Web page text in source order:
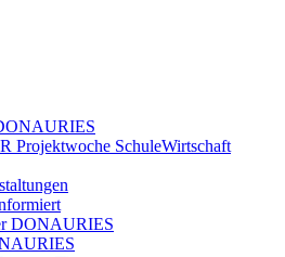
Projektwoche SchuleWirtschaft
DONAURIES